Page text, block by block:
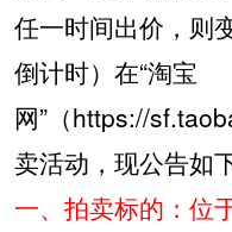
任一时间出价，则
倒计时）在“淘宝
网”（https://
卖活动，现公告如
一、拍卖标的：位